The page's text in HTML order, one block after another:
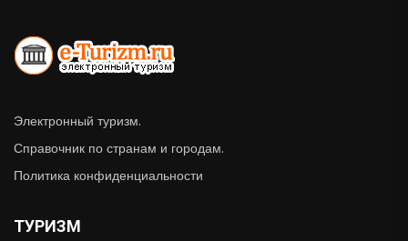
Электронный туризм.
Справочник по странам и городам.
Политика конфиденциальности
ТУРИЗМ